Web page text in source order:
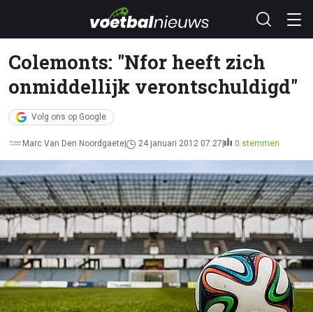
Colemonts: "Nfor heeft zich
onmiddellijk verontschuldigd"
Volg ons op Google
Marc Van Den Noordgaete 24 januari 2012 07:27 0 stemmen